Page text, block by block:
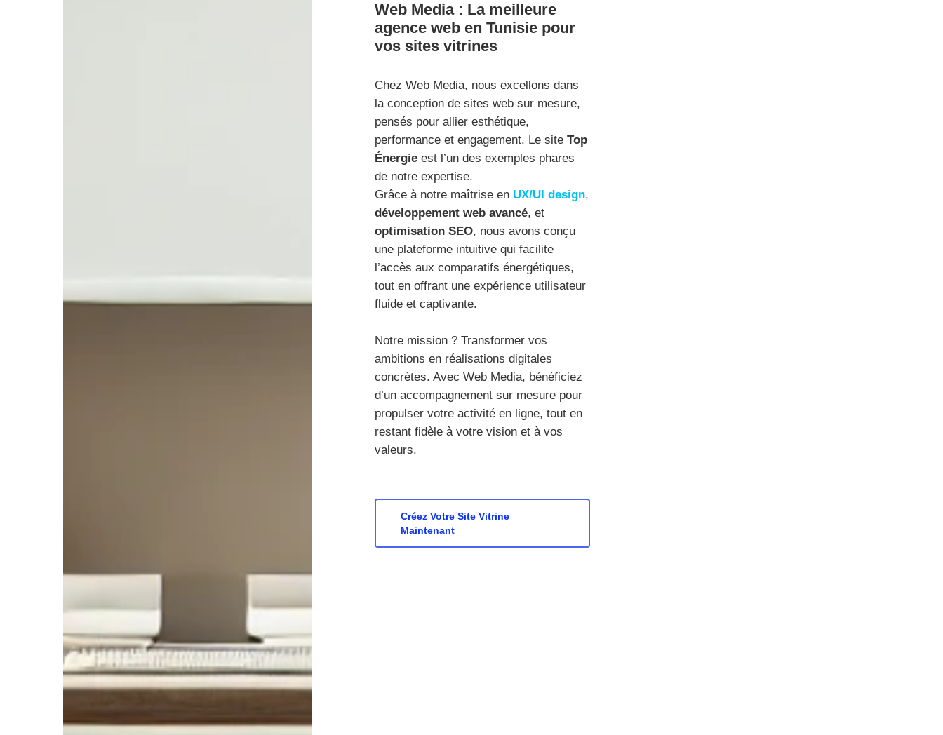
Web Media : La meilleure
agence web en Tunisie pour
vos sites vitrines
Chez Web Media, nous excellons dans
la conception de sites web sur mesure,
pensés pour allier esthétique,
performance et engagement. Le site Top
Énergieest l’un des exemples phares
de notre expertise.
Grâce à notre maîtrise en UX/UI design,
développement web avancé, et
optimisation SEO, nous avons conçu
une plateforme intuitive qui facilite
l’accès aux comparatifs énergétiques,
tout en offrant une expérience utilisateur
fluide et captivante.
Notre mission ? Transformer vos
ambitions en réalisations digitales
concrètes. Avec Web Media, bénéficiez
d’un accompagnement sur mesure pour
propulser votre activité en ligne, tout en
restant fidèle à votre vision et à vos
valeurs.
Créez Votre Site Vitrine
Maintenant